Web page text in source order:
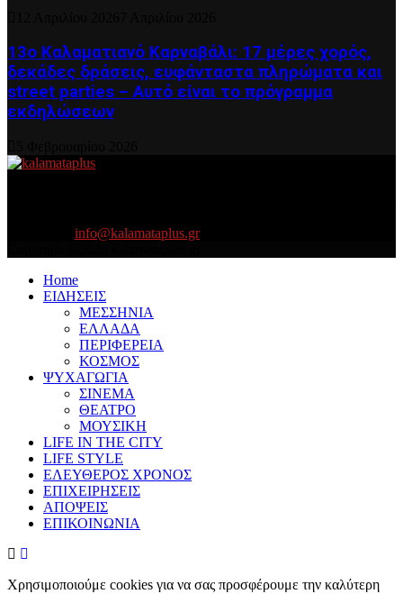
13ο Καλαματιανό Καρναβάλι: 17 μέρες χορός,
δεκάδες δράσεις, ευφάνταστα πληρώματα και
street parties – Αυτό είναι το πρόγραμμα
εκδηλώσεων
info@kalamataplus.gr
Home
ΕΙΔΗΣΕΙΣ
ΜΕΣΣΗΝΙΑ
ΕΛΛΑΔΑ
ΠΕΡΙΦΕΡΕΙΑ
ΚΟΣΜΟΣ
ΨΥΧΑΓΩΓΙΑ
ΣΙΝΕΜΑ
ΘΕΑΤΡΟ
ΜΟΥΣΙΚΗ
LIFE IN THE CITY
LIFE STYLE
ΕΛΕΥΘΕΡΟΣ ΧΡΟΝΟΣ
ΕΠΙΧΕΙΡΗΣΕΙΣ
ΑΠΟΨΕΙΣ
ΕΠΙΚΟΙΝΩΝΙΑ
Χρησιμοποιούμε cookies για να σας προσφέρουμε την καλύτερη